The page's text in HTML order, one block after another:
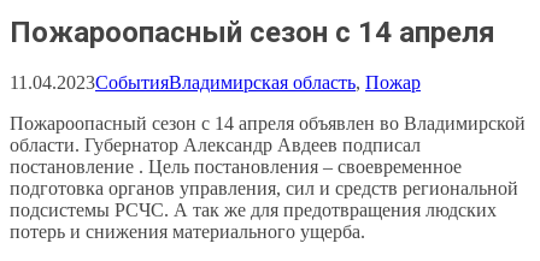
Пожароопасный сезон с 14 апреля
11.04.2023СобытияВладимирская область, Пожар
Пожароопасный сезон с 14 апреля объявлен во Владимирской
области. Губернатор Александр Авдеев подписал
постановление . Цель постановления – своевременное
подготовка органов управления, сил и средств региональной
подсистемы РСЧС. А так же для предотвращения людских
потерь и снижения материального ущерба.